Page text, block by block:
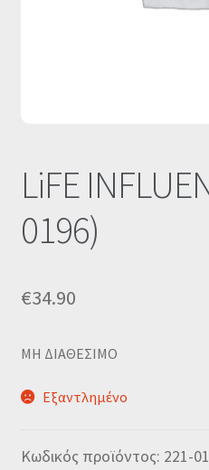
LiFE
0196)
€34.90
MΗ ΔΙΑΘΕΣΙΜΟ
Εξαντλημένο
Κωδικός προϊόντος: 221-